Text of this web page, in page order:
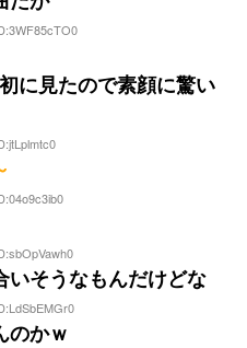
に見たので素顔に驚い
いそうなもんだけどな
のかｗ